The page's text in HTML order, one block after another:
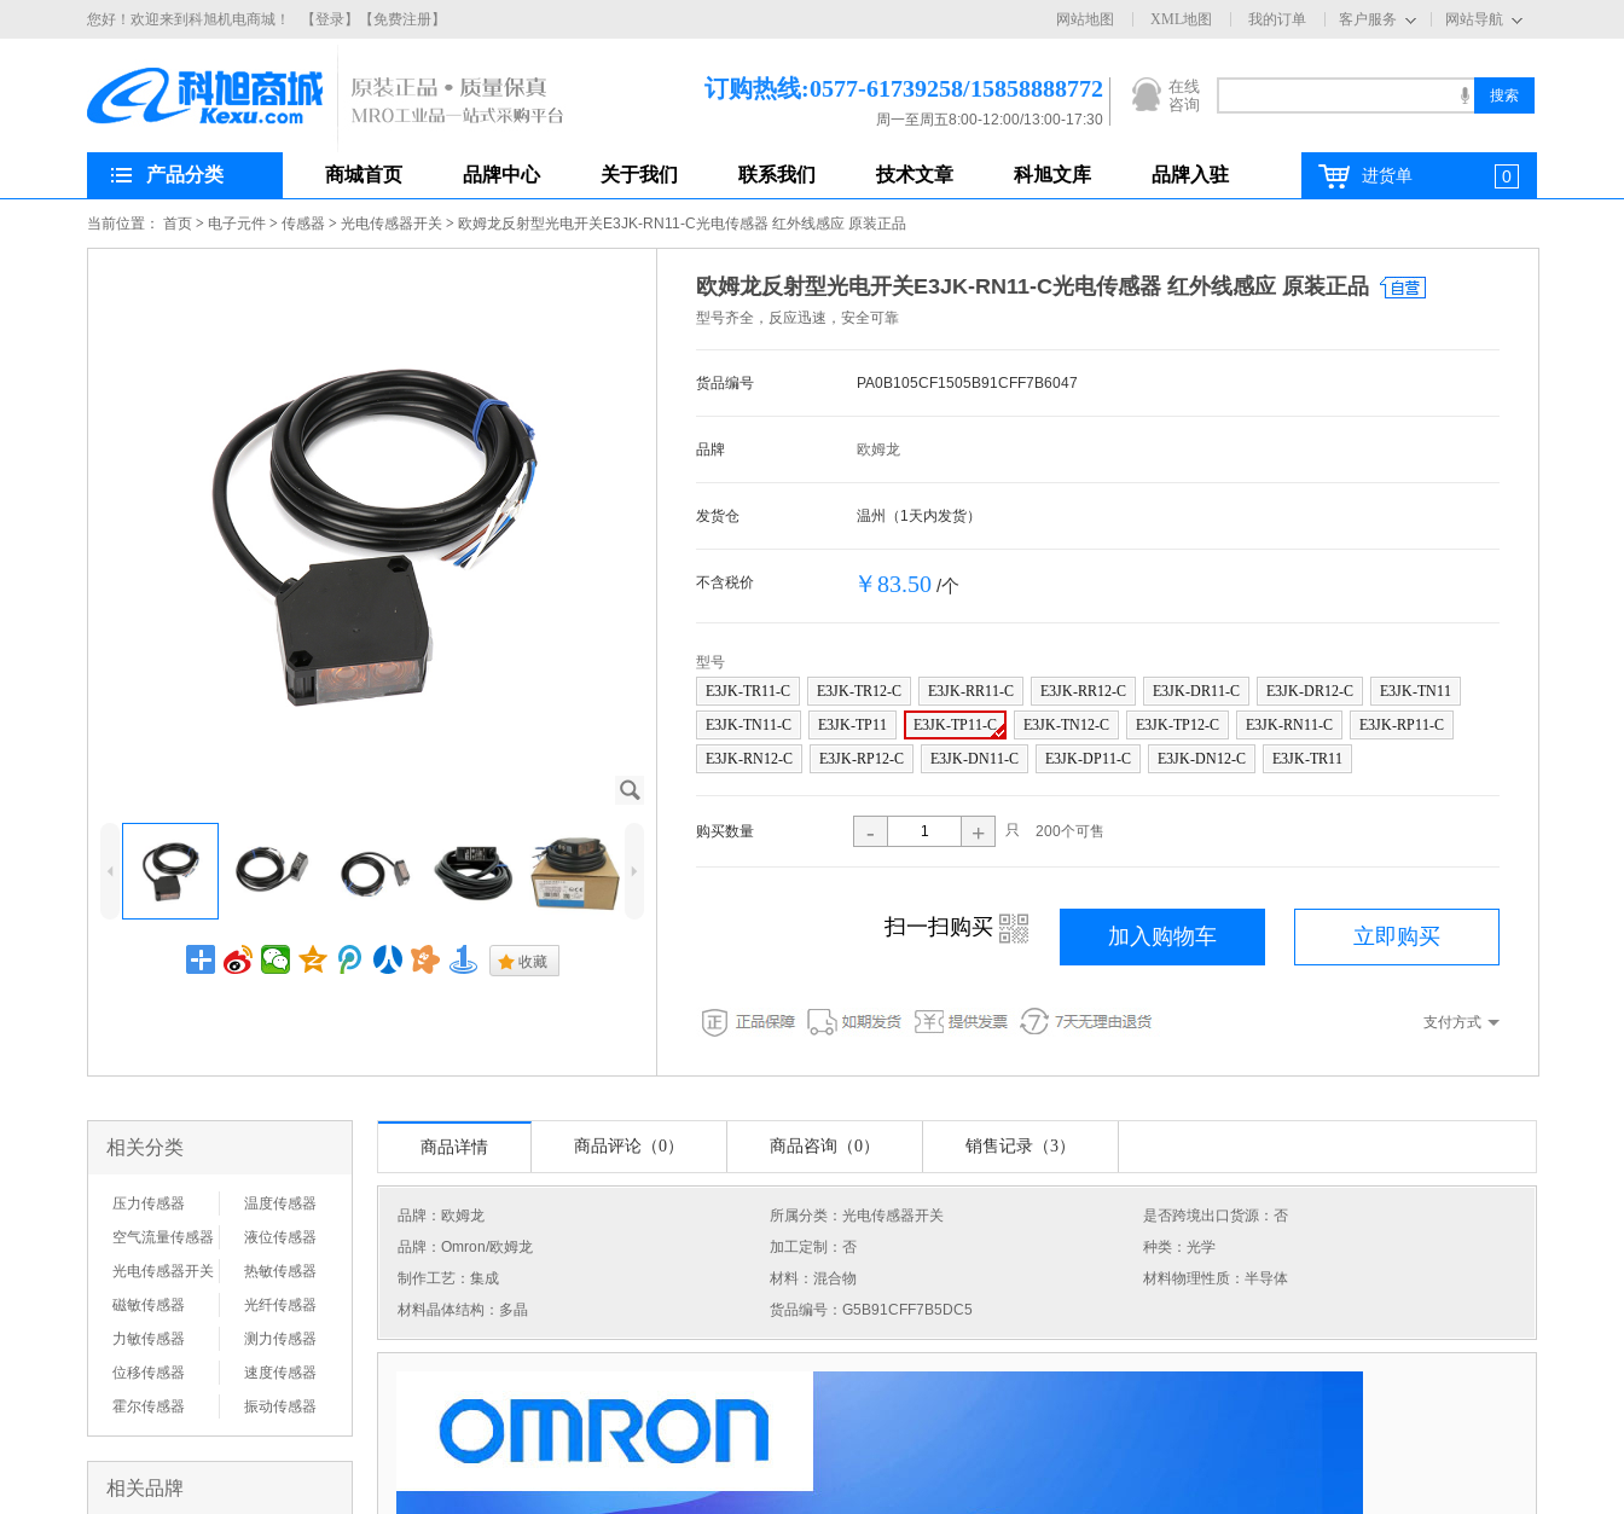
您好！欢迎来到科旭机电商城！ 【登录】 【免费注册】 网站导航
客户服务
网站地图 XML地图 我的订单
在线
咨询
订购热线:0577-61739258/15858888772
周一至周五8:00-12:00/13:00-17:30
产品分类 商城首页 品牌中心 关于我们 联系我们 技术文章 科旭文库 品牌入驻 进货单 0
当前位置： 首页 > 电子元件 > 传感器 > 光电传感器开关 > 欧姆龙反射型光电开关E3JK-RN11-C光电传感器 红外线感应 原装正品
J
4 5
. 收藏
欧姆龙反射型光电开关E3JK-RN11-C光电传感器 红外线感应 原装正品
型号齐全，反应迅速，安全可靠
货品编号 PA0B105CF1505B91CFF7B6047
品牌 欧姆龙
发货仓 温州（1天内发货）
不含税价 ￥83.50 /个
型号
E3JK-TR11-C
E3JK-TR12-C E3JK-RR11-C E3JK-RR12-C E3JK-DR11-C E3JK-DR12-C
E3JK-TN11
E3JK-TN11-C
E3JK-TP11 E3JK-TP11-C E3JK-TN12-C E3JK-TP12-C E3JK-RN11-C
E3JK-RP11-C
E3JK-RN12-C
E3JK-RP12-C E3JK-DN11-C E3JK-DP11-C E3JK-DN12-C E3JK-TR11
购买数量 - + 只 200个可售
立即购买
加入购物车
扫一扫购买 i
支付方式
相关分类
压力传感器
温度传感器
空气流量传感器
液位传感器
光电传感器开关
热敏传感器
磁敏传感器
光纤传感器
力敏传感器
测力传感器
位移传感器
速度传感器
霍尔传感器
振动传感器
相关品牌
商品详情 商品评论（0） 商品咨询（0） 销售记录（3）
品牌： 欧姆龙 所属分类：光电传感器开关
是否跨境出口货源：否
品牌：Omron/欧姆龙
加工定制：否
种类：光学
制作工艺：集成
材料：混合物
材料物理性质：半导体
材料晶体结构：多晶
货品编号：G5B91CFF7B5DC5